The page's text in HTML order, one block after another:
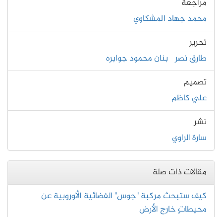
مُراجعة
محمد جهاد المشكاوي
تحرير
طارق نصر بنان محمود جوابره
تصميم
علي كاظم
نشر
سارة الراوي
مقالات ذات صلة
كيف ستبحث مركبة "جوس" الفضائية الأوروبية عن
محيطاتٍ خارج الأرض